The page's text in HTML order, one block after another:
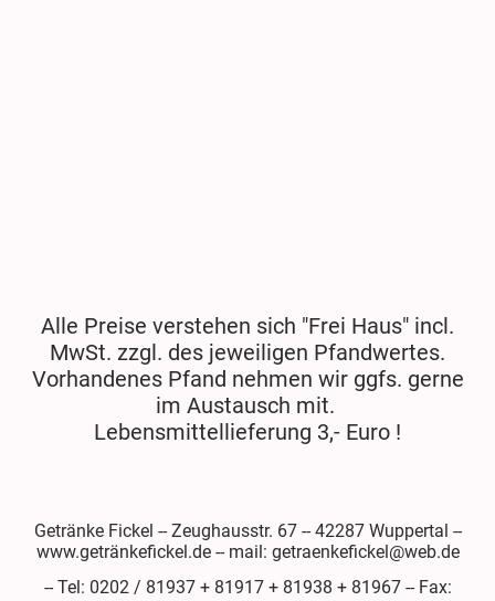
Alle Preise verstehen sich "Frei Haus" incl.
MwSt. zzgl. des jeweiligen Pfandwertes.
Vorhandenes Pfand nehmen wir ggfs. gerne
im Austausch mit.
Lebensmittellieferung 3,- Euro !
Getränke Fickel -- Zeughausstr. 67 -- 42287 Wuppertal --
www.getränkefickel.de -- mail: getraenkefickel@web.de
-- Tel: 0202 / 81937 + 81917 + 81938 + 81967 -- Fax: